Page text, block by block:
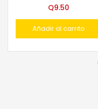
Q9.50
Añadir al carrito